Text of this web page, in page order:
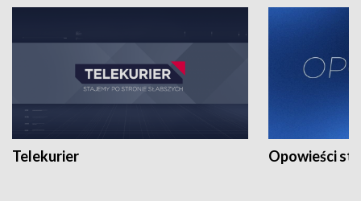
Telekurier Opowieści